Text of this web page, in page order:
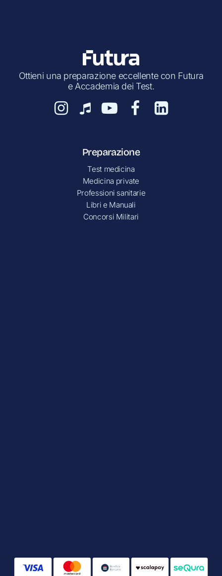
Ottieni una preparazione eccellente con Futura
e Accademia dei Test.
Preparazione
Test medicina
Medicina private
Professioni sanitarie
Libri e Manuali
Concorsi Militari